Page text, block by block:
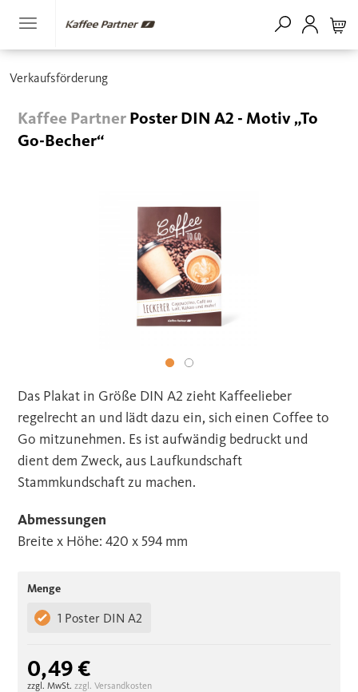
Verkaufsförderung
Kaffee PartnerPoster DIN A2 - Motiv „To
Go-Becher“
Das Plakat in Größe DIN A2 zieht Kaffeelieber
regelrecht an und lädt dazu ein, sich einen Coffee to
Go mitzunehmen. Es ist aufwändig bedruckt und
dient dem Zweck, aus Laufkundschaft
Stammkundschaft zu machen.
Abmessungen
Breite x Höhe: 420 x 594 mm
Menge
1 Poster DIN A2
0,49 €
zzgl. MwSt. zzgl. Versandkosten